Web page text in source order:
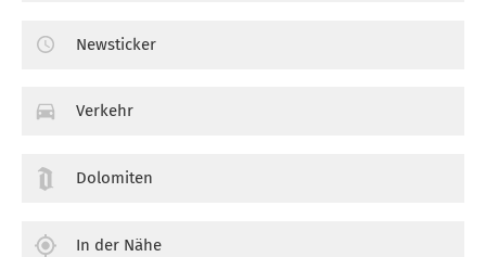
Newsticker
Verkehr
Dolomiten
In der Nähe